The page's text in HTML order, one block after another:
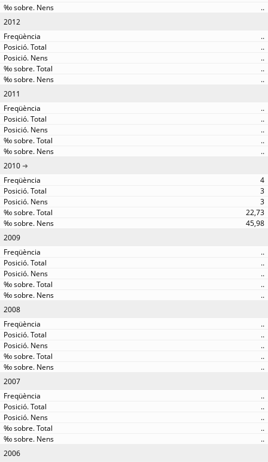
..
2012
..
..
..
..
..
2011
..
..
..
..
..
2010
4
3
3
22,73
45,98
2009
..
..
..
..
..
2008
..
..
..
..
..
2007
..
..
..
..
..
2006